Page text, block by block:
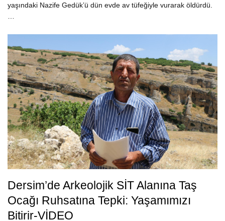
yaşındaki Nazife Gedük’ü dün evde av tüfeğiyle vurarak öldürdü.
…
Dersim’de Arkeolojik SİT Alanına Taş
Ocağı Ruhsatına Tepki: Yaşamımızı
Bitirir-VİDEO